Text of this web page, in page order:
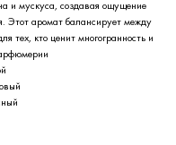
и мускуса, создавая ощущение
Этот аромат балансирует между
тех, кто ценит многогранность и